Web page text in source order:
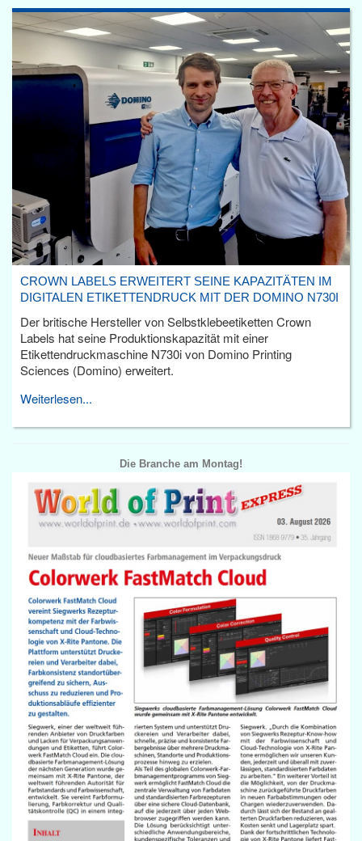
CROWN LABELS ERWEITERT SEINE KAPAZITÄTEN IM
DIGITALEN ETIKETTENDRUCK MIT DER DOMINO N730I
Der britische Hersteller von Selbstklebeetiketten Crown
Labels hat seine Produktionskapazität mit einer
Etikettendruckmaschine N730i von Domino Printing
Sciences (Domino) erweitert.
Weiterlesen...
Die Branche am Montag!